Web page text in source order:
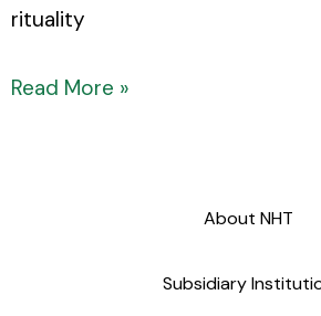
rituality
Read More »
About NHT
Subsidiary